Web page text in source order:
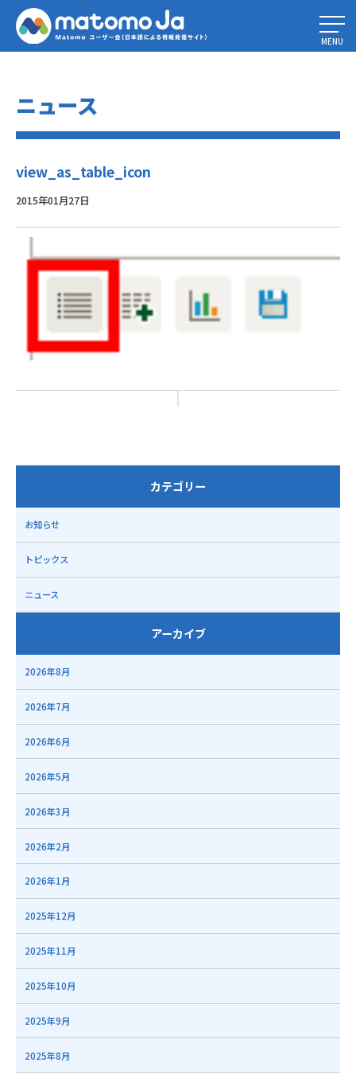
Home» 測定データの推移 — 履歴データの表示と比較
view_as_table_icon
MENU
ニュース
view_as_table_icon
2015年01月27日
カテゴリー
お知らせ
トピックス
ニュース
アーカイブ
2026年8月
2026年7月
2026年6月
2026年5月
2026年3月
2026年2月
2026年1月
2025年12月
2025年11月
2025年10月
2025年9月
2025年8月